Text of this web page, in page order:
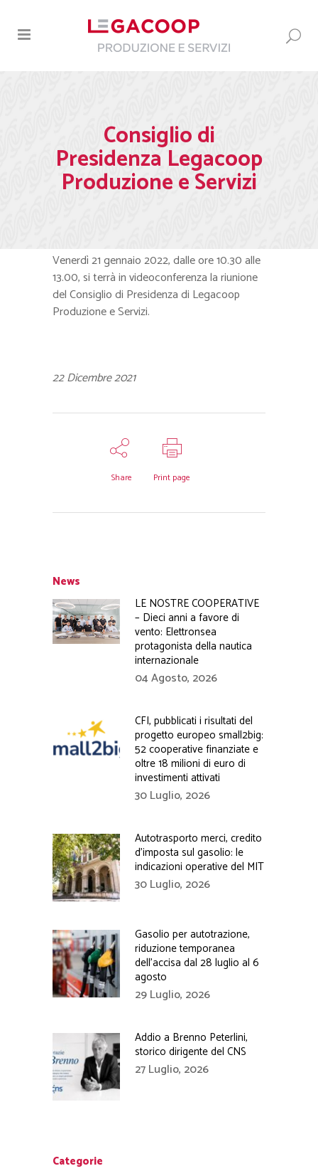
Consiglio di
Presidenza Legacoop
Produzione e Servizi
Venerdì 21 gennaio 2022, dalle ore 10.30 alle
13.00, si terrà in videoconferenza la riunione
del Consiglio di Presidenza di Legacoop
Produzione e Servizi.
22 Dicembre 2021
Share Print page
News
LE NOSTRE COOPERATIVE
– Dieci anni a favore di
vento: Elettronsea
protagonista della nautica
internazionale
04 Agosto, 2026
CFI, pubblicati i risultati del
progetto europeo small2big:
52 cooperative finanziate e
oltre 18 milioni di euro di
investimenti attivati
30 Luglio, 2026
Autotrasporto merci, credito
d’imposta sul gasolio: le
indicazioni operative del MIT
30 Luglio, 2026
Gasolio per autotrazione,
riduzione temporanea
dell’accisa dal 28 luglio al 6
agosto
29 Luglio, 2026
Addio a Brenno Peterlini,
storico dirigente del CNS
27 Luglio, 2026
Categorie